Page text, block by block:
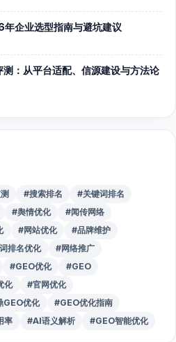
企业选型指南与避坑建议
：从平台适配、信源建设与方法论
#搜索排名
#关键词排名
#舆情优化
#闻传网络
#网站优化
#品牌维护
排名优化
#网络推广
#GEO优化
#GEO
化
#官网优化
GEO优化
#GEO优化指南
率 #AI语义解析 #GEO智能优化